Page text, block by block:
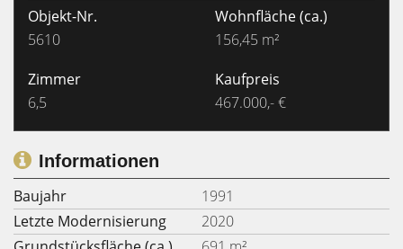
Objekt-Nr.
5610
Wohnfläche(ca.)
156,45 m²
Zimmer
6,5
Kaufpreis
467.000,- €
Informationen
Baujahr
1991
Letzte Modernisierung
2020